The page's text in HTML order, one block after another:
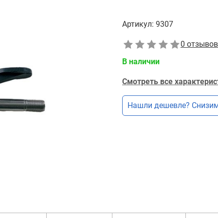
Артикул: 9307
0 отзывов
В наличии
Смотреть все
Нашли дешевле?